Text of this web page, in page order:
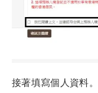
接著填寫個人資料